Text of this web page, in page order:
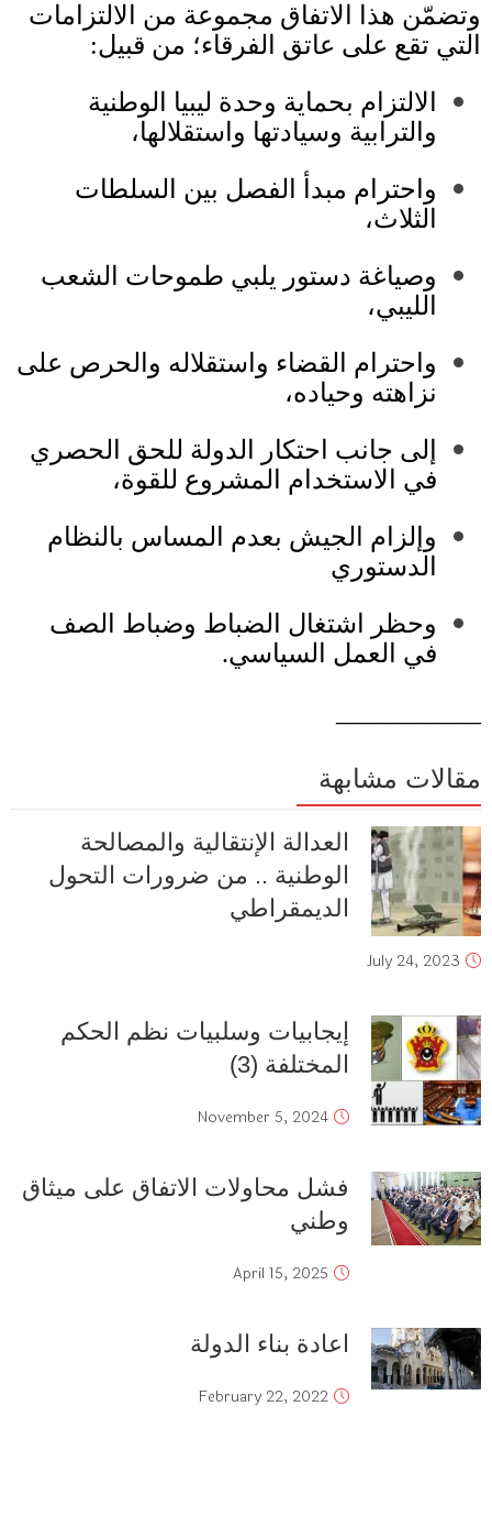
وتضمّن هذا الاتفاق مجموعة من الالتزامات
التي تقع على عاتق الفرقاء؛ من قبيل:
الالتزام بحماية وحدة ليبيا الوطنية
والترابية وسيادتها واستقلالها،
واحترام مبدأ الفصل بين السلطات
الثلاث،
وصياغة دستور يلبي طموحات الشعب
الليبي،
واحترام القضاء واستقلاله والحرص على
نزاهته وحياده،
إلى جانب احتكار الدولة للحق الحصري
في الاستخدام المشروع للقوة،
وإلزام الجيش بعدم المساس بالنظام
الدستوري
وحظر اشتغال الضباط وضباط الصف
في العمل السياسي.
مقالات مشابهة
العدالة الإنتقالية والمصالحة
الوطنية .. من ضرورات التحول
الديمقراطي
July 24, 2023
إيجابيات وسلبيات نظم الحكم
المختلفة (3)
November 5, 2024
فشل محاولات الاتفاق على ميثاق
وطني
April 15, 2025
اعادة بناء الدولة
February 22, 2022